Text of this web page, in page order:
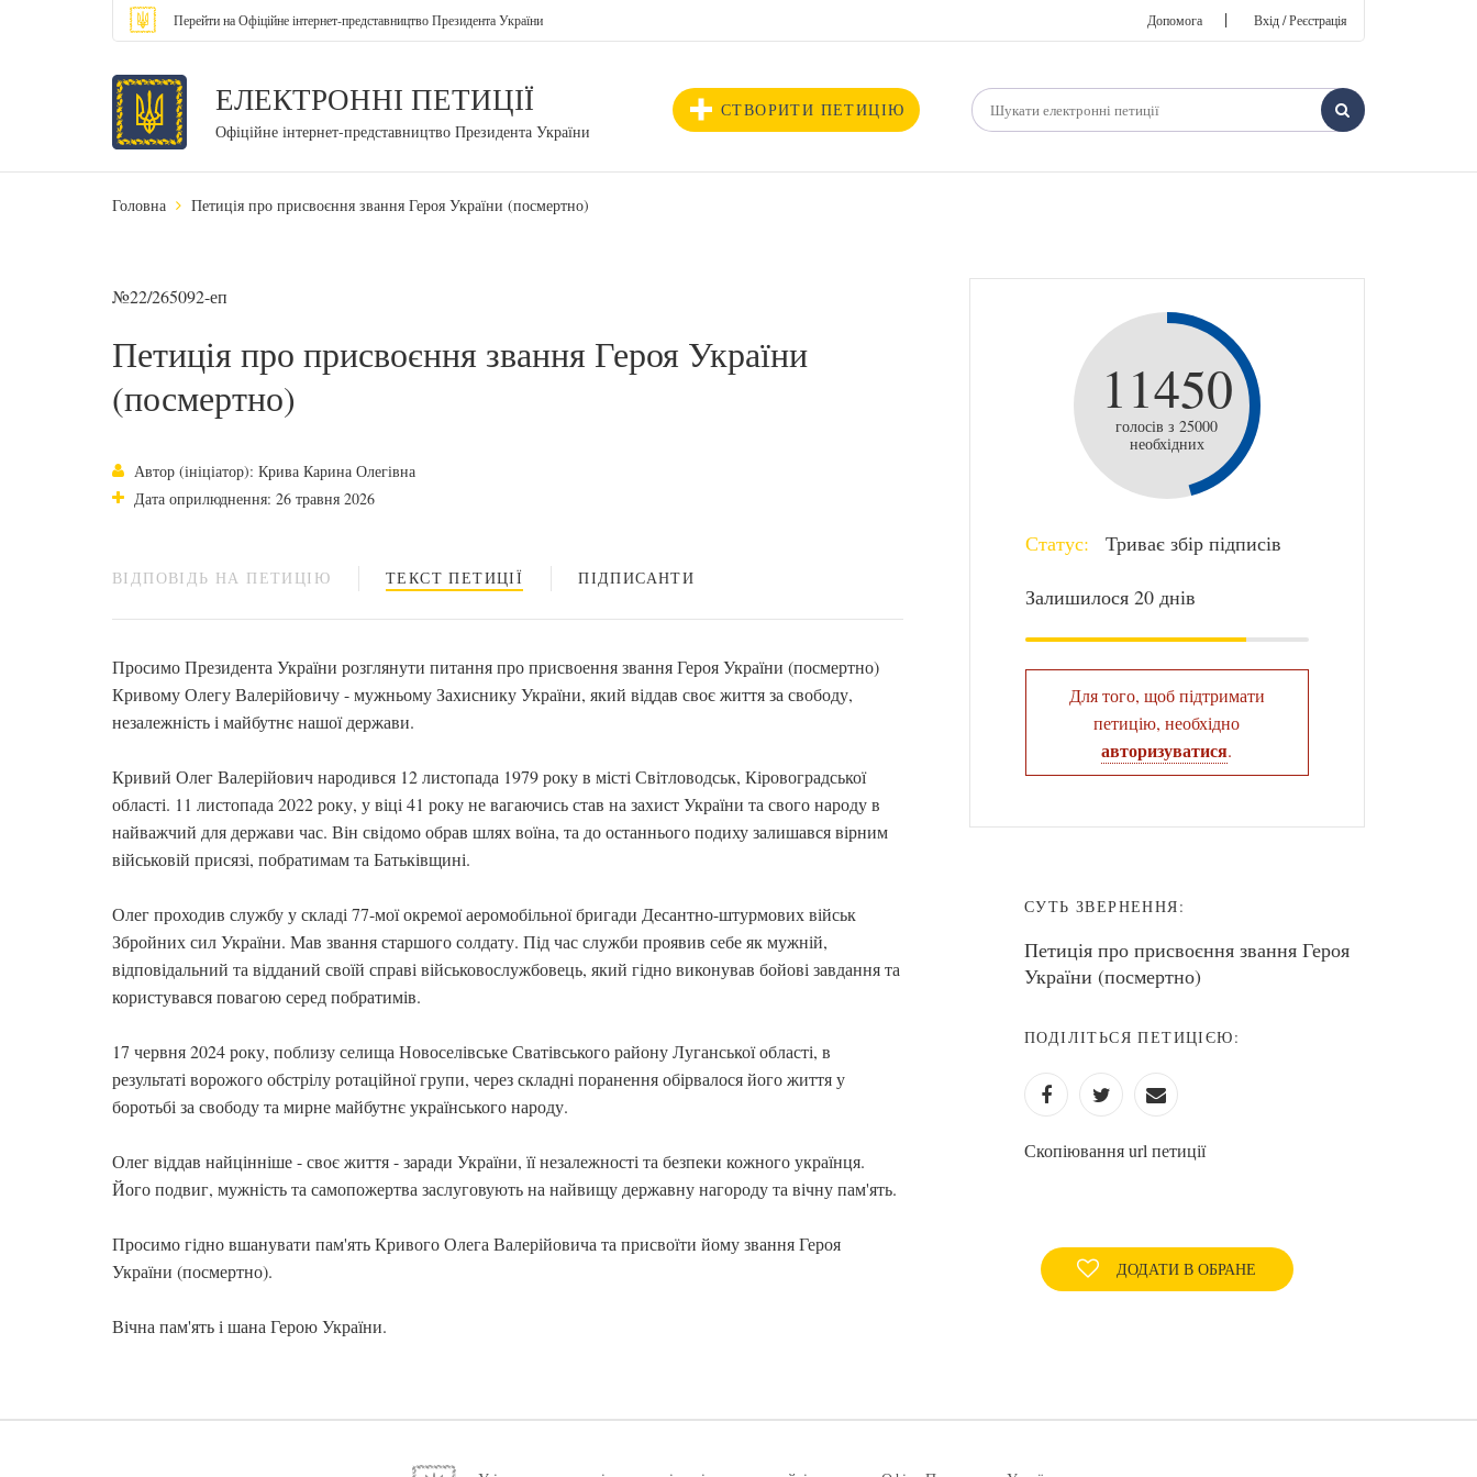
Перейти на Офіційне інтернет-представництво Президента України Допомога | Вхід / Реєстрація
ЕЛЕКТРОННІ ПЕТИЦІЇ
Офіційне інтернет-представництво Президента України
СТВОРИТИ ПЕТИЦІЮ
Головна Петиція про присвоєння звання Героя України (посмертно)
№22/265092-еп
Петиція про присвоєння звання Героя України
(посмертно)
Автор (ініціатор): Крива Карина Олегівна
Дата оприлюднення: 26 травня 2026
ВІДПОВІДЬ НА ПЕТИЦІЮ ТЕКСТ ПЕТИЦІЇ ПІДПИСАНТИ
Просимо Президента України розглянути питання про присвоення звання Героя України (посмертно)
Кривому Олегу Валерійовичу - мужньому Захиснику України, який віддав своє життя за свободу,
незалежність і майбутнє нашої держави.
Кривий Олег Валерійович народився 12 листопада 1979 року в місті Світловодськ, Кіровоградської
області. 11 листопада 2022 року, у віці 41 року не вагаючись став на захист України та свого народу в
найважчий для держави час. Він свідомо обрав шлях воїна, та до останнього подиху залишався вірним
військовій присязі, побратимам та Батьківщині.
Олег проходив службу у складі 77-мої окремої аеромобільної бригади Десантно-штурмових військ
Збройних сил України. Мав звання старшого солдату. Під час служби проявив себе як мужній,
відповідальний та відданий своїй справі військовослужбовець, який гідно виконував бойові завдання та
користувався повагою серед побратимів.
17 червня 2024 року, поблизу селища Новоселівське Сватівського району Луганської області, в
результаті ворожого обстрілу ротаційної групи, через складні поранення обірвалося його життя у
боротьбі за свободу та мирне майбутнє українського народу.
Олег віддав найцінніше - своє життя - заради України, її незалежності та безпеки кожного українця.
Його подвиг, мужність та самопожертва заслуговують на найвищу державну нагороду та вічну пам'ять.
Просимо гідно вшанувати пам'ять Кривого Олега Валерійовича та присвоїти йому звання Героя
України (посмертно).
Вічна пам'ять і шана Герою України.
11450
голосів з 25000
необхідних
Статус: Триває збір підписів
Залишилося 20 днів
Для того, щоб підтримати
петицію, необхідно
авторизуватися.
СУТЬ ЗВЕРНЕННЯ:
Петиція про присвоєння звання Героя
України (посмертно)
ПОДІЛІТЬСЯ ПЕТИЦІЄЮ:
Скопіювання url петиції
ДОДАТИ В ОБРАНЕ